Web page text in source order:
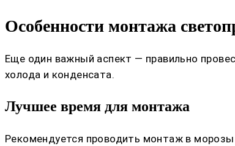
Особенности монтажа
Еще один важный аспект — правильно
холода и конденсата.
Лучшее время для монтажа
Рекомендуется проводить монтаж в